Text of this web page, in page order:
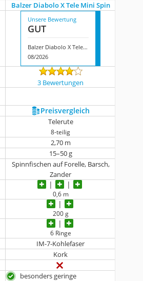
Balzer Diabolo X Tele Mini Spin
Unsere Bewertung
GUT
Balzer Diabolo X Tele Mini Spin
08/2026
3 Bewertungen
Preis­vergleich
Telerute
8-teilig
2,70 m
15–50 g
Spinnfischen auf Forelle, Barsch,
Zander
0,6 m
200 g
6 Ringe
IM-7-Kohlefaser
Kork
besonders geringe